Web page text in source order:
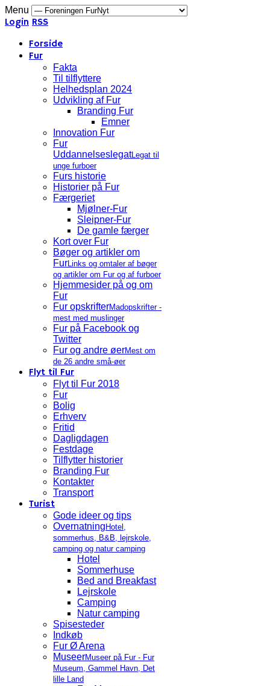
Menu
Login RSS
Forside
Fur
Fakta
Til tilflyttere
Helhedsplan 2024
Udvikling af Fur
Branding Fur
Emner
Innovation Fur
Fur
UddannelseslegatLegat til
unge furboer
Furs historie
Historier på Fur
Færgeriet
Mjølner-Fur
Sleipner-Fur
De gamle færger
Kort over Fur
Bøger og artikler om
FurLinks og omtaler af bøger
og artikler om Fur og af furboer
Hjemmesider på og om
Fur
Fur opskrifterMadopskrifter -
mest med muslinger
Fur på Facebook og
Twitter
Fur og andre øerMest om
de 26 andre små-øer
Flyt til Fur
Flyt til Fur 2018
Fur
Bolig
Erhverv
Fritid
Dagligdagen
Festdage
Tilflytter historier
Branding Fur
Kontakter
Transport
Turist
Gode ideer og tips
Overnatning Hotel,
sommerhus, B&B, lejrskole,
camping og natur camping
Hotel
Sommerhuse
Bed and Breakfast
Lejrskole
Camping
Natur camping
Spisesteder
Indkøb
Fur Ø Arena
MuseerMuseer på Fur - Fur
Museum, Gammel Havn, Det
lille Land